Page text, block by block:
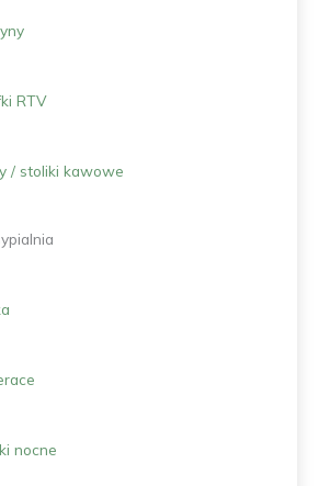
RTV
/ stoliki kawowe
nocne